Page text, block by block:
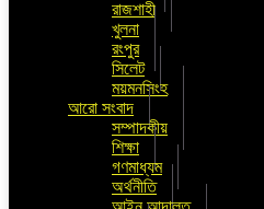
রাজশাহী
খুলনা
রংপুর
সিলেট
ময়মনসিংহ
আরো সংবাদ
সম্পাদকীয়
শিক্ষা
গণমাধ্যম
অর্থনীতি